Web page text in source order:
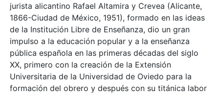
jurista alicantino Rafael Altamira y Crevea (Alicante,
1866-Ciudad de México, 1951), formado en las ideas
de la Institución Libre de Enseñanza, dio un gran
impulso a la educación popular y a la enseñanza
pública española en las primeras décadas del siglo
XX, primero con la creación de la Extensión
Universitaria de la Universidad de Oviedo para la
formación del obrero y después con su titánica labor